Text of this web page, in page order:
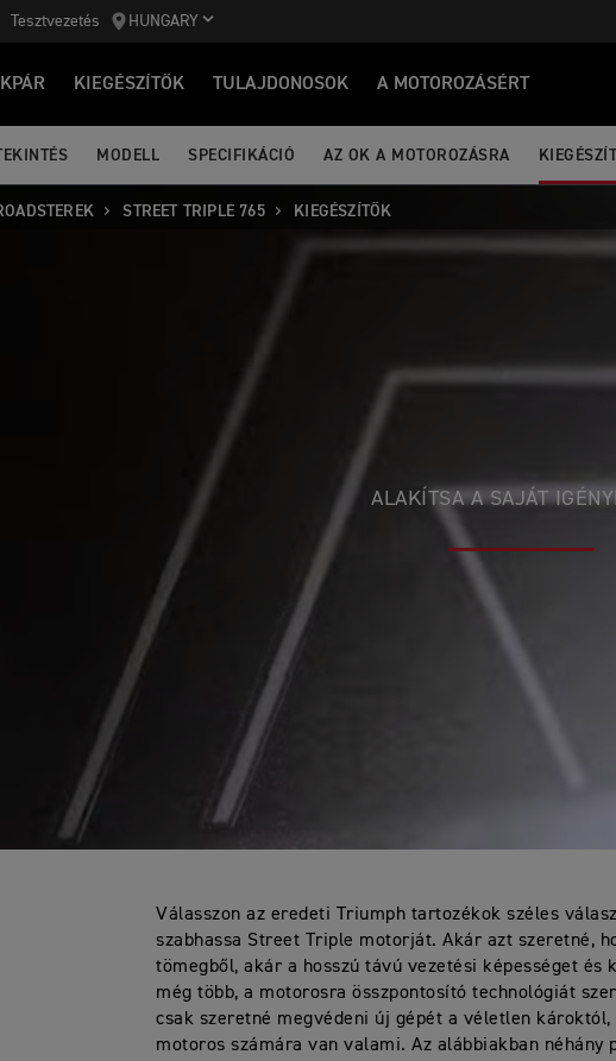
Tesztvezetés HUNGARY
KIEGÉSZÍTŐK TULAJDONOSOK A MOTOROZÁSÉRT
MODELL SPECIFIKÁCIÓ AZ OK A MOTOROZÁSRA
STREET TRIPLE 765 KIEGÉSZÍTŐK
ALAKÍTSA A SAJÁT
Válasszon az eredeti Triumph tartozékok széles
szabhassa Street Triple motorját. Akár azt szeretné,
tömegből, akár a hosszú távú vezetési képességet
még több, a motorosra összpontosító technológiát
csak szeretné megvédeni új gépét a véletlen
motoros számára van valami. Az alábbiakban néhány